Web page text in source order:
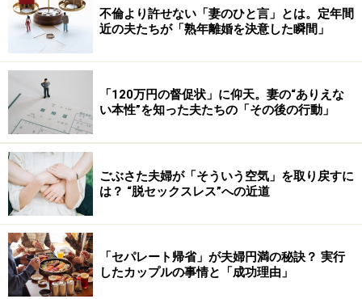
いらないプレゼントの代表は「香り付きのロウソク」
「奇抜なデザインのネクタイ」「フットスパ」など。
またアメリカで行われた同様の調査でも、57％が「趣味
に合わない、または必要のないホリデープレゼントを受
け取る」と回答。
それらをもらった場合、「リギフティグする（＝他の人
にまた贈る）」と言う人が34％、ebayなどのオークショ
ンサイトに売るという人が40％という結果が出ていま
す。
不倫より許せない「妻のひと言」とは。定年間
近の夫たちが「熟年離婚を決意した瞬間」
「120万円の督促状」に仰天。妻の“ありえな
い本性”を知った夫たちの「その後の行動」
ごぶさた夫婦が「そういう空気」を取り戻すに
は？ “脱セックスレス”への近道
「セパレート帰省」が夫婦円満の秘訣？ 実行
したカップルの事情と「成功理由」